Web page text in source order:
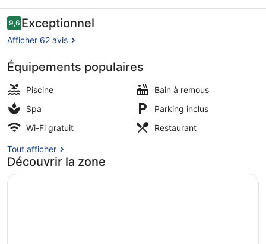
Resort
Façade de l’hébergement
Avis
voyageurs
9,69,6 sur 10
Exceptionnel
Afficher 62 avis
Équipements populaires
Piscine
Bain à remous
Spa
Parking inclus
Wi-Fi gratuit
Restaurant
Tout afficher
Découvrir la zone